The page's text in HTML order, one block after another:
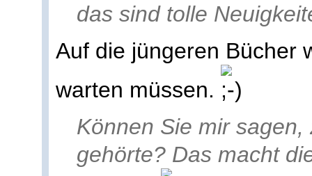
das sind tolle
Auf die jüngeren Bücher
warten müssen.
Können Sie mir
gehörte? Das macht